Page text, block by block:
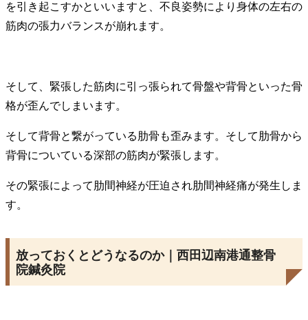
を引き起こすかといいますと、不良姿勢により身体の左右の
筋肉の張力バランスが崩れます。
そして、緊張した筋肉に引っ張られて骨盤や背骨といった骨
格が歪んでしまいます。
そして背骨と繋がっている肋骨も歪みます。そして肋骨から
背骨についている深部の筋肉が緊張します。
その緊張によって肋間神経が圧迫され肋間神経痛が発生しま
す。
放っておくとどうなるのか｜西田辺南港通整骨
院鍼灸院